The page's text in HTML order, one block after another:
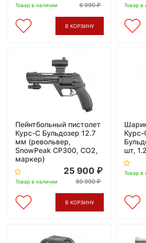
Товар в наличии 6 990
В КОРЗИНУ
Товар в
Пейнтбольный пистолет
Курс-С Бульдозер 12.7
мм (револьвер,
SnowPeak CP300, СО2,
маркер)
Товар в наличии
25 900
69 990
В КОРЗИНУ
Курс-
шт,
Товар в